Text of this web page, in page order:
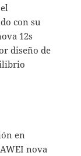
con su
12s
diseño de
en
nova